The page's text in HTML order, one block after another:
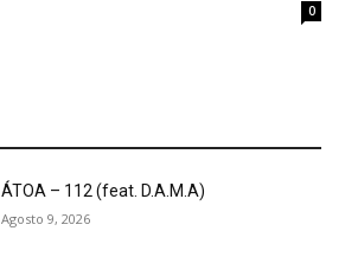
0
ÁTOA – 112 (feat. D.A.M.A)
Agosto 9, 2026